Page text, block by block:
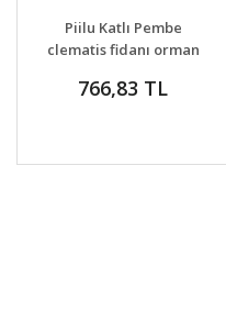
DETAYLAR
VER
Piilu Katlı Pembe
clematis fidanı orman
766,83 TL